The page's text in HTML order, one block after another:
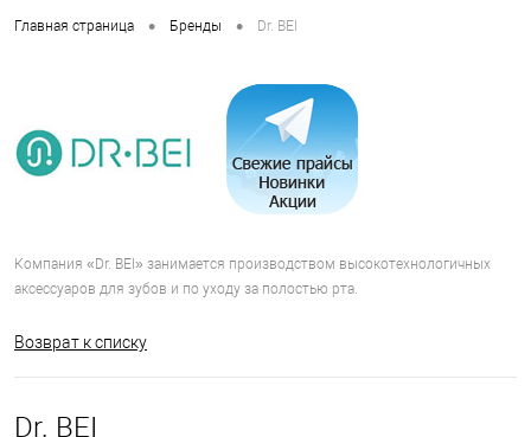
Главная страница • Бренды • Dr. BEI
Компания «Dr. BEI» занимается производством высокотехнологичных
аксессуаров для зубов и по уходу за полостью рта.
Возврат к списку
Dr. BEI